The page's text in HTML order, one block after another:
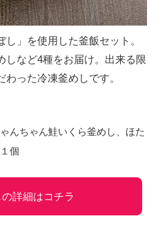
」を使用した釜飯セット。
しなど4種をお届け。出来る限
った冷凍釜めしです。
んちゃん鮭いくら釜めし、ほた
個
詳細はコチラ